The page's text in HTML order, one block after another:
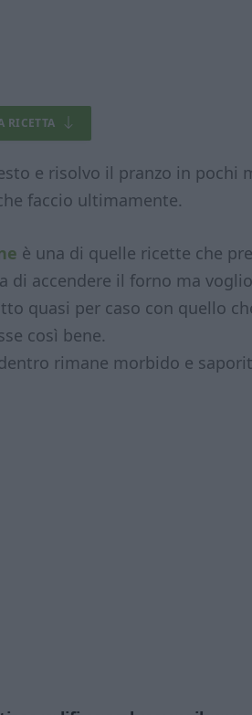
RICETTA
e risolvo il pranzo in pochi
faccio ultimamente.
è una di quelle ricette che
accendere il forno ma
quasi per caso con quello
così bene.
rimane morbido e